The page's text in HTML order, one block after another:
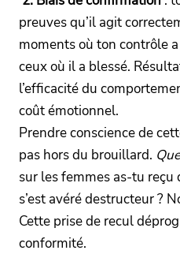
preuves qu’il agit
moments où ton contrôle
ceux où il a blessé.
l’efficacité du
coût émotionnel.
Prendre conscience de
pas hors du brouillard.
sur les femmes as-tu reçu
s’est avéré destructeur ?
Cette prise de recul
conformité.